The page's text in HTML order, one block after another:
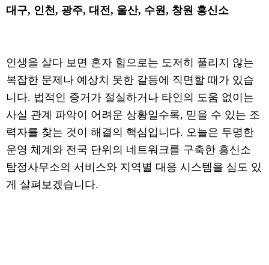
대구, 인천, 광주, 대전, 울산, 수원, 창원 흥신소
인생을 살다 보면 혼자 힘으로는 도저히 풀리지 않는
복잡한 문제나 예상치 못한 갈등에 직면할 때가 있습
니다. 법적인 증거가 절실하거나 타인의 도움 없이는
사실 관계 파악이 어려운 상황일수록, 믿을 수 있는 조
력자를 찾는 것이 해결의 핵심입니다. 오늘은 투명한
운영 체계와 전국 단위의 네트워크를 구축한 흥신소
탐정사무소의 서비스와 지역별 대응 시스템을 심도 있
게 살펴보겠습니다.